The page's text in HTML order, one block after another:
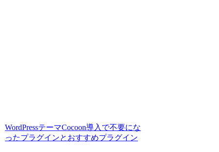
WordPressテーマCocoon導入で不要にな
ったプラグインとおすすめプラグイン